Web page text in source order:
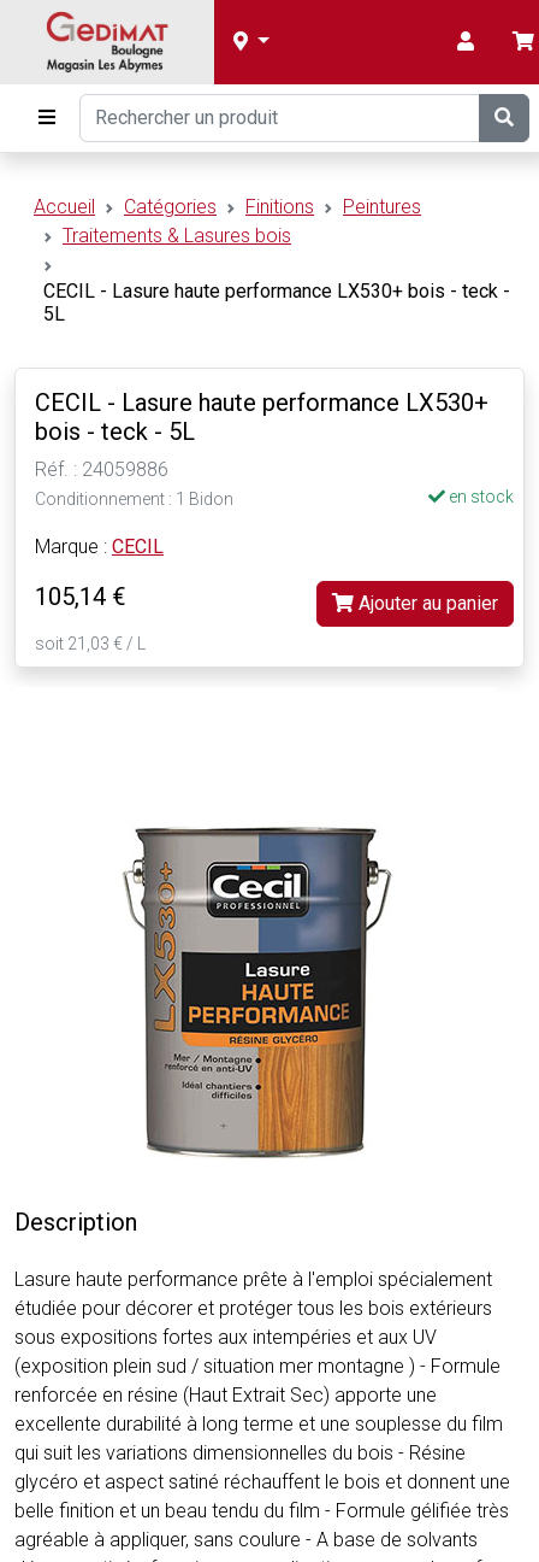
Accueil Catégories Finitions
Peintures
Traitements & Lasures bois
CECIL - Lasure haute performance LX530+ bois - teck -
5L
Description
Lasure haute performance prête à l'emploi spécialement
étudiée pour décorer et protéger tous les bois extérieurs
sous expositions fortes aux intempéries et aux UV
(exposition plein sud / situation mer montagne ) - Formule
renforcée en résine (Haut Extrait Sec) apporte une
excellente durabilité à long terme et une souplesse du film
qui suit les variations dimensionnelles du bois - Résine
glycéro et aspect satiné réchauffent le bois et donnent une
belle finition et un beau tendu du film - Formule gélifiée très
agréable à appliquer, sans coulure - A base de solvants
CECIL - Lasure haute performance LX530+
bois - teck - 5L
Réf. : 24059886
Conditionnement : 1 Bidon en stock
Marque : CECIL
Ajouter au panier
105,14 €
soit 21,03 € / L